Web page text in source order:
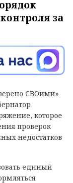
за
СВОими»
которое
проверок
недостатков
единый